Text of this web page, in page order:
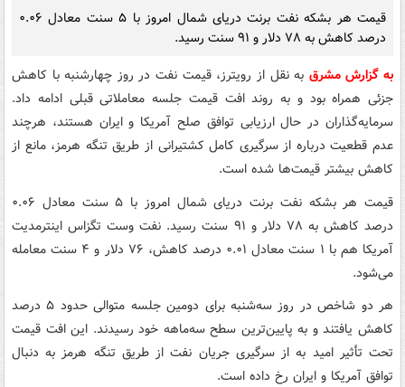
قیمت هر بشکه نفت برنت دریای شمال امروز با ۵ سنت معادل ۰.۰۶
درصد کاهش به ۷۸ دلار و ۹۱ سنت رسید.
به گزارش مشرق به نقل از رویترز، قیمت‌ نفت در روز چهارشنبه با کاهش
جزئی همراه بود و به روند افت قیمت‌ جلسه معاملاتی قبلی ادامه داد.
سرمایه‌گذاران در حال ارزیابی توافق صلح آمریکا و ایران هستند، هرچند
عدم قطعیت درباره از سرگیری کامل کشتیرانی از طریق تنگه هرمز، مانع از
کاهش بیشتر قیمت‌ها شده است.
قیمت هر بشکه نفت برنت دریای شمال امروز با ۵ سنت معادل ۰.۰۶
درصد کاهش به ۷۸ دلار و ۹۱ سنت رسید. نفت وست تگزاس اینترمدیت
آمریکا هم با ۱ سنت معادل ۰.۰۱ درصد کاهش، ۷۶ دلار و ۴ سنت معامله
می‌شود.
هر دو شاخص در روز سه‌شنبه برای دومین جلسه متوالی حدود ۵ درصد
کاهش یافتند و به پایین‌ترین سطح سه‌ماهه خود رسیدند. این افت قیمت
تحت تأثیر امید به از سرگیری جریان نفت از طریق تنگه هرمز به دنبال
توافق آمریکا و ایران رخ داده است.